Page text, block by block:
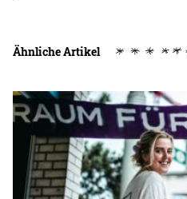
Ähnliche Artikel